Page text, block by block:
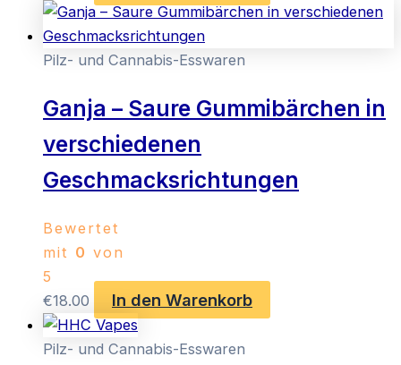
Pilz- und Cannabis-Esswaren
Ganja – Saure Gummibärchen in
verschiedenen
Geschmacksrichtungen
Bewertet
mit 0 von
5
€18.00 In den Warenkorb
Pilz- und Cannabis-Esswaren